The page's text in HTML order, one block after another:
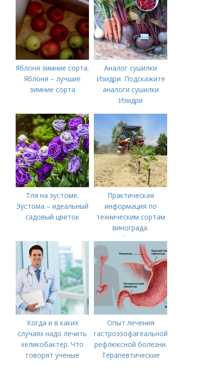
зиму с фото в
домашних условиях
соковарки,
соковыжималки.
Рецепты пошагово
Яблоня зимние сорта.
Яблоня – лучшие
зимние сорта
Аналог сушилки
Изидри. Подскажите
аналоги сушилки
Изидри
Тля на эустоме.
Эустома – идеальный
садовый цветок
Практическая
информация по
техническим сортам
винограда.
Особенности
технических сортов
винограда
Когда и в каких
случаях надо лечить
хеликобактер. Что
говорят ученые
Опыт лечения
гастроэзофагеальной
рефлюксной болезни.
Терапевтические